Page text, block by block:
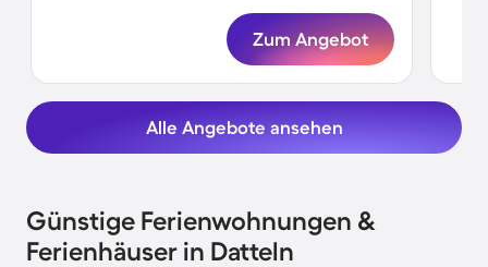
Zum Angebot
Alle Angebote ansehen
Günstige Ferienwohnungen &
Ferienhäuser in Datteln